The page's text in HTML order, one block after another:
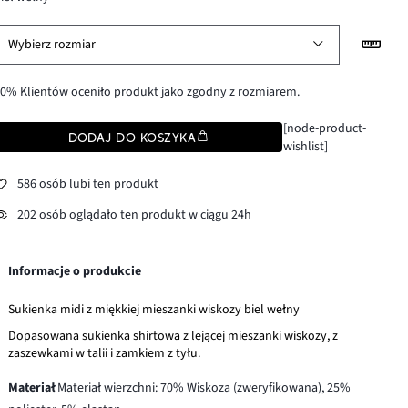
Wybierz rozmiar
Klientów oceniło produkt jako zgodny z rozmiarem.
DODAJ DO KOSZYKA
[node-product-
wishlist]
586 osób lubi ten produkt
202 osób oglądało ten produkt w ciągu 24h
Informacje o produkcie
Sukienka midi z miękkiej mieszanki wiskozy biel wełny
Dopasowana sukienka shirtowa z lejącej mieszanki wiskozy, z
zaszewkami w talii i zamkiem z tyłu.
MateriałMateriał wierzchni: 70% Wiskoza (zweryfikowana), 25%